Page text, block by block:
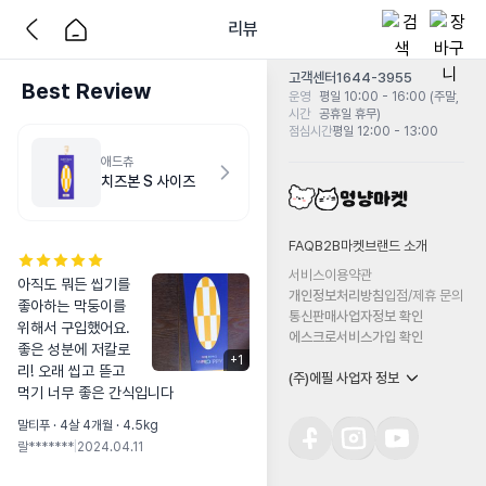
리뷰
Best Review
애드츄
치즈본 S 사이즈
+1
아직도 뭐든 씹기를
좋아하는 막둥이를
위해서 구입했어요.
좋은 성분에 저칼로
리! 오래 씹고 뜯고
먹기 너무 좋은 간식입니다
말티푸 · 4살 4개월 · 4.5kg
랄******* 2024.04.11
고객센터1644-3955
운영
시간
평일 10:00 - 16:00 (주말,
공휴일 휴무)
점심시간평일 12:00 - 13:00
FAQB2B마켓 브랜드 소개
서비스이용약관
개인정보처리방침입점/제휴 문의
통신판매사업자정보 확인
에스크로서비스가입 확인
(주)에필 사업자 정보